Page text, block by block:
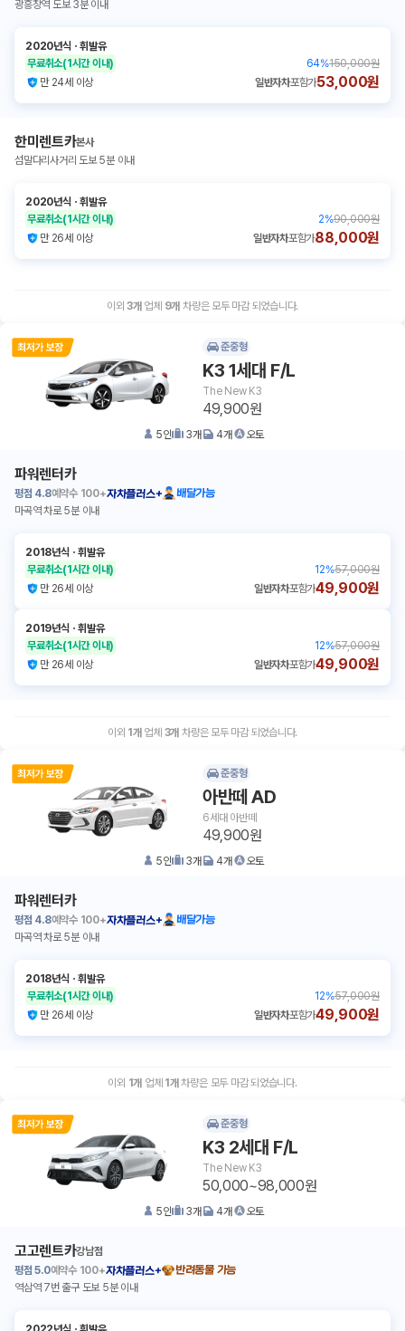
광흥창역 도보 3분 이내
2020년식 ㆍ휘발유
무료취소(1시간 이내) 64%150,000원
만 24세 이상
일반자차포함가53,000원
한미렌트카본사
섬말다리사거리 도보 5분 이내
2020년식 ㆍ휘발유
무료취소(1시간 이내) 2%90,000원
만 26세 이상
일반자차포함가88,000원
이외3개 업체 9개 차량은 모두 마감 되었습니다.
준중형
K3 1세대 F/L
The New K3
49,900원
5인 3개 4개 오토
파워렌터카
평점 4.8예약수 100+자차플러스+
배달가능
마곡역 차로 5분 이내
2018년식 ㆍ휘발유
무료취소(1시간 이내) 12%57,000원
만 26세 이상
일반자차포함가49,900원
2019년식 ㆍ휘발유
무료취소(1시간 이내) 12%57,000원
만 26세 이상
일반자차포함가49,900원
이외 1 개 업체 3개 차량은 모두 마감 되었습니다.
준중형
아반떼 AD
6세대 아반떼
49,900원
5인 3개 4개 오토
파워렌터카
평점 4.8예약수 100+자차플러스+
배달가능
마곡역 차로 5분 이내
2018년식 ㆍ휘발유
무료취소(1시간 이내) 12%57,000원
만 26세 이상
일반자차포함가49,900원
이외 1개 업체 1 개 차량은 모두 마감 되었습니다.
준중형
K3 2세대 F/L
The New K3
50,000~98,000원
5인 3개 4개 오토
고고렌트카강남점
평점 5.0예약수 100+자차플러스+
반려동물 가능
역삼역 7번 출구 도보 5분 이내